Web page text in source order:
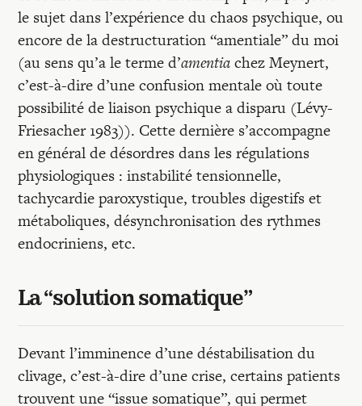
le sujet dans l’expérience du chaos psychique, ou
encore de la destructuration “amentiale” du moi
(au sens qu’a le terme d’amentiachez Meynert,
c’est-à-dire d’une confusion mentale où toute
possibilité de liaison psychique a disparu (Lévy-
Friesacher 1983)). Cette dernière s’accompagne
en général de désordres dans les régulations
physiologiques : instabilité tensionnelle,
tachycardie paroxystique, troubles digestifs et
métaboliques, désynchronisation des rythmes
endocriniens, etc.
La “solution somatique”
Devant l’imminence d’une déstabilisation du
clivage, c’est-à-dire d’une crise, certains patients
trouvent une “issue somatique”, qui permet